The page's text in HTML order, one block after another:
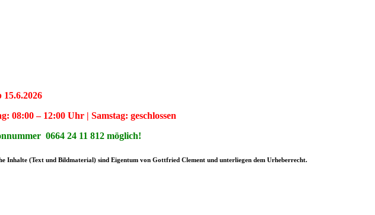
08:00 – 12:00 Uhr | Samstag: geschlossen
0664 24 11 812 möglich!
Inhalte (Text und Bildmaterial) sind Eigentum von Gottfried Clement und unterliegen dem Urheberrecht.